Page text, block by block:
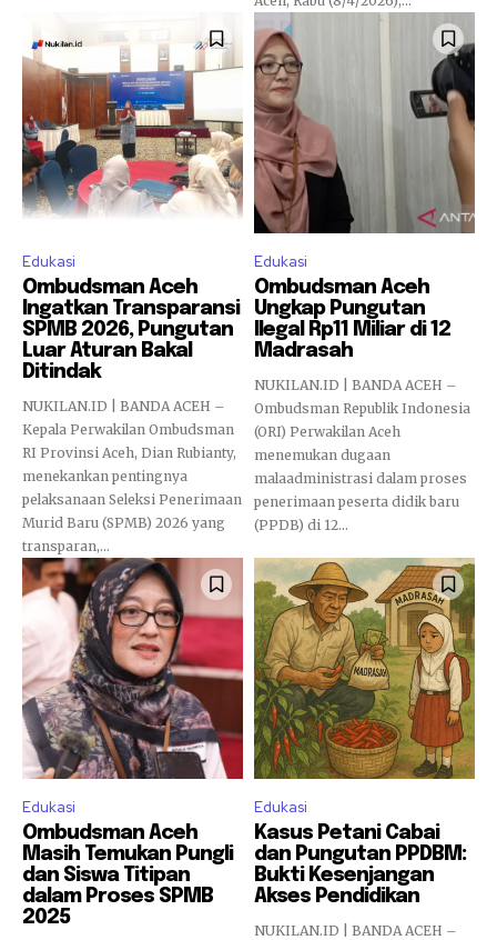
Edukasi
Ombudsman Aceh
Ingatkan Transparansi
SPMB 2026, Pungutan
Luar Aturan Bakal
Ditindak
NUKILAN.ID | BANDA ACEH –
Kepala Perwakilan Ombudsman
RI Provinsi Aceh, Dian Rubianty,
menekankan pentingnya
pelaksanaan Seleksi Penerimaan
Murid Baru (SPMB) 2026 yang
transparan,...
Edukasi
Ombudsman Aceh
Ungkap Pungutan
Ilegal Rp11 Miliar di 12
Madrasah
NUKILAN.ID | BANDA ACEH –
Ombudsman Republik Indonesia
(ORI) Perwakilan Aceh
menemukan dugaan
malaadministrasi dalam proses
penerimaan peserta didik baru
(PPDB) di 12...
Edukasi
Ombudsman Aceh
Masih Temukan Pungli
dan Siswa Titipan
dalam Proses SPMB
2025
Edukasi
Kasus Petani Cabai
dan Pungutan PPDBM:
Bukti Kesenjangan
Akses Pendidikan
NUKILAN.ID | BANDA ACEH –